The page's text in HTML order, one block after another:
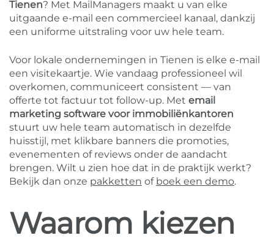
Tienen? Met MailManagers maakt u van elke
uitgaande e-mail een commercieel kanaal, dankzij
een uniforme uitstraling voor uw hele team.
Voor lokale ondernemingen in Tienen is elke e-mail
een visitekaartje. Wie vandaag professioneel wil
overkomen, communiceert consistent — van
offerte tot factuur tot follow-up. Met email
marketing software voor immobiliënkantoren
stuurt uw hele team automatisch in dezelfde
huisstijl, met klikbare banners die promoties,
evenementen of reviews onder de aandacht
brengen. Wilt u zien hoe dat in de praktijk werkt?
Bekijk dan onze pakketten of boek een demo.
Waarom kiezen